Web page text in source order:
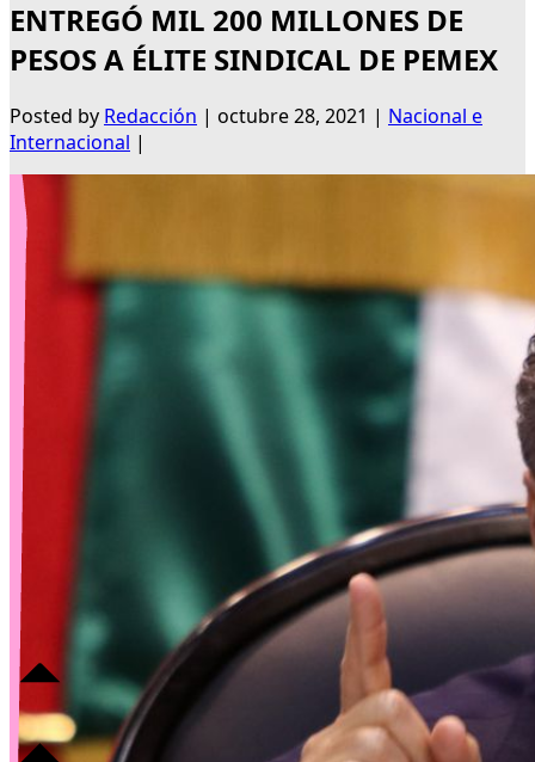
ENTREGÓ MIL 200 MILLONES DE
PESOS A ÉLITE SINDICAL DE PEMEX
Posted by Redacción | octubre 28, 2021 | Nacional e
Internacional |